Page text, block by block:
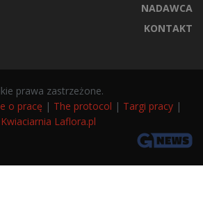
NADAWCA
KONTAKT
prawa zastrzeżone.
o pracę | The protocol | Targi pracy |
Kwiaciarnia Laflora.pl